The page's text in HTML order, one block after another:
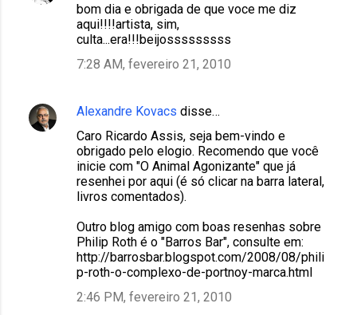
bom dia e obrigada de que voce me diz
aqui!!!!artista, sim,
culta...era!!!beijosssssssss
7:28 AM, fevereiro 21, 2010
Alexandre Kovacs disse…
Caro Ricardo Assis, seja bem-vindo e
obrigado pelo elogio. Recomendo que você
inicie com "O Animal Agonizante" que já
resenhei por aqui (é só clicar na barra lateral,
livros comentados).
Outro blog amigo com boas resenhas sobre
Philip Roth é o "Barros Bar", consulte em:
http://barrosbar.blogspot.com/2008/08/phili
p-roth-o-complexo-de-portnoy-marca.html
2:46 PM, fevereiro 21, 2010